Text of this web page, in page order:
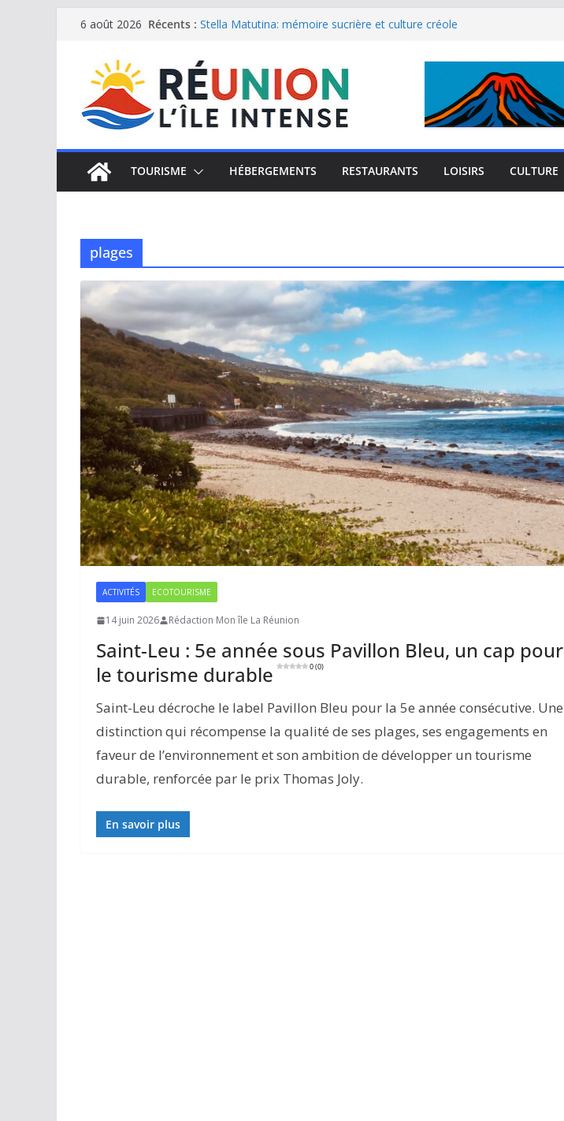
Passer
contenu
6 août 2026 Récents : Stella Matutina: mémoire sucrière et culture créole
Le samoussa de La Réunion, emblème de l’île intense
Le Musée du sel de Saint Leu: site culturel à découvrir
TOURISME HÉBERGEMENTS RESTAURANTS LOISIRS CULTURE
plages
ACTIVITÉS ECOTOURISME
14 juin 2026 Rédaction Mon île La Réunion
Saint-Leu : 5e année sous Pavillon Bleu, un cap pour
le tourisme durable
0 (0)
Saint-Leu décroche le label Pavillon Bleu pour la 5e année consécutive. Une
distinction qui récompense la qualité de ses plages, ses engagements en
faveur de l’environnement et son ambition de développer un tourisme
durable, renforcée par le prix Thomas Joly.
En savoir plus